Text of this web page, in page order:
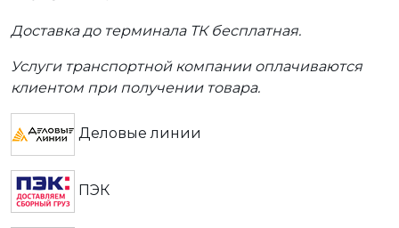
Доставка до терминала ТК бесплатная.
Услуги транспортной компании оплачиваются
клиентом при получении товара.
Деловые линии
ПЭК